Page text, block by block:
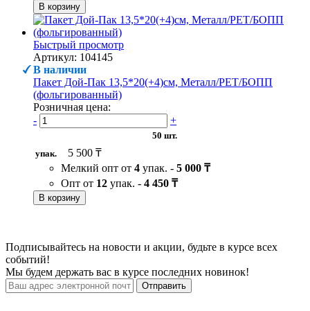
В корзину
Быстрый просмотр
Артикул: 104145
В наличии
Пакет Дой-Пак 13,5*20(+4)см, Металл/PET/БОПП
(фольгированный)
Розничная цена:
-
+
50 шт.
упак.
5 500 ₸
Мелкий опт от 4 упак. - 5 000 ₸
Опт от 12 упак. - 4 450 ₸
В корзину
Подписывайтесь на новости и акции, будьте в курсе всех
событий!
Мы будем держать вас в курсе последних новинок!